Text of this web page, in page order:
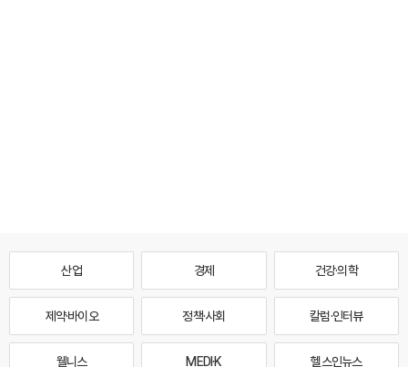
산업 경제 건강·의학
제약·바이오 정책·사회 칼럼·인터뷰
웰니스 MEDI·K 헬스인뉴스